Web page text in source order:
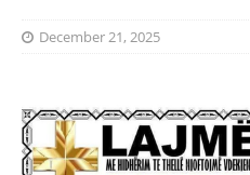
December 21, 2025